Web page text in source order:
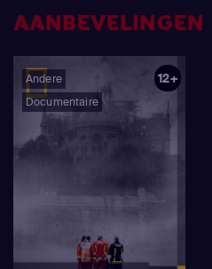
AANBEVELINGEN
Andere
Documentaire
12+